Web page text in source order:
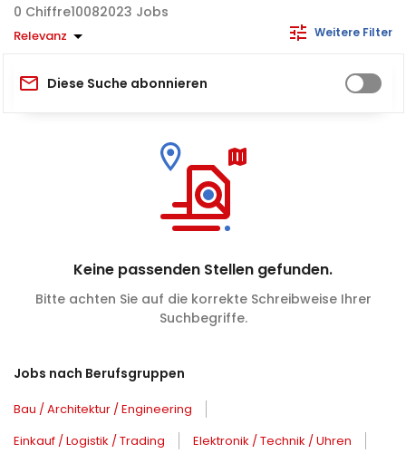
Chiffre10082023 Jobs
Relevanz Weitere Filter
Diese Suche abonnieren
Keine passenden Stellen gefunden.
Bitte achten Sie auf die korrekte Schreibweise Ihrer
Suchbegriffe.
Jobs nach Berufsgruppen
Bau / Architektur / Engineering
Einkauf / Logistik / Trading
Elektronik / Technik / Uhren